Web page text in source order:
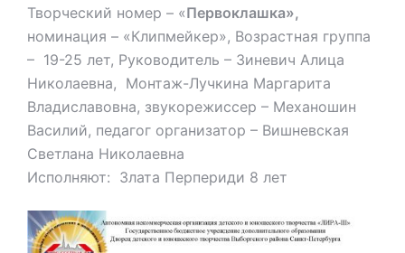
Творческий номер – «Первоклашка»,
номинация – «Клипмейкер», Возрастная группа
– 19-25 лет, Руководитель – Зиневич Алица
Николаевна, Монтаж-Лучкина Маргарита
Владиславовна, звукорежиссер – Механошин
Василий, педагог организатор – Вишневская
Светлана Николаевна
Исполняют: Злата Перпериди 8 лет